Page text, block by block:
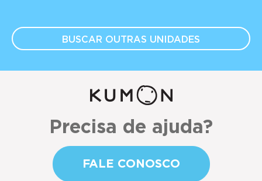
BUSCAR OUTRAS UNIDADES
Precisa de ajuda?
FALE CONOSCO